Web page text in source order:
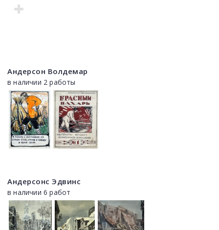
Андерсон Волдемар
в наличии 2 работы
Андерсонс Эдвинс
в наличии 6 работ